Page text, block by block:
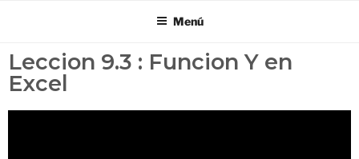
Menú
Leccion 9.3 : Funcion Y en
Excel